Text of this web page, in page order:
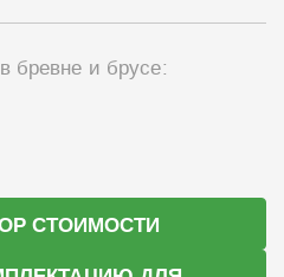
бревне и брусе:
СТОИМОСТИ